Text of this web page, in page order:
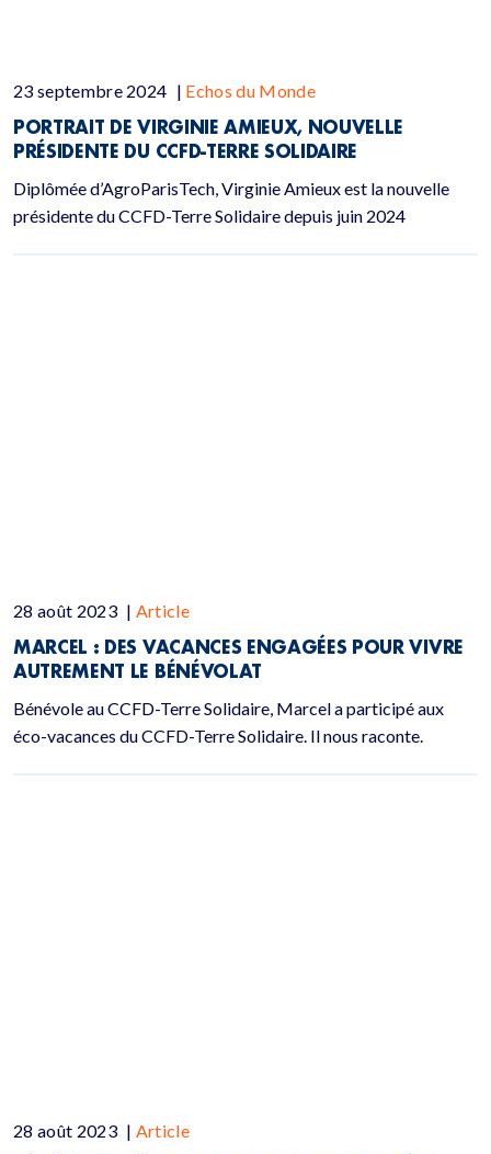
23 septembre 2024 | Echos du Monde
PORTRAIT DE VIRGINIE AMIEUX, NOUVELLE
PRÉSIDENTE DU CCFD-TERRE SOLIDAIRE
Diplômée d’AgroParisTech, Virginie Amieux est la nouvelle
présidente du CCFD-Terre Solidaire depuis juin 2024
28 août 2023 | Article
MARCEL : DES VACANCES ENGAGÉES POUR VIVRE
AUTREMENT LE BÉNÉVOLAT
Bénévole au CCFD-Terre Solidaire, Marcel a participé aux
éco-vacances du CCFD-Terre Solidaire. Il nous raconte.
28 août 2023 | Article